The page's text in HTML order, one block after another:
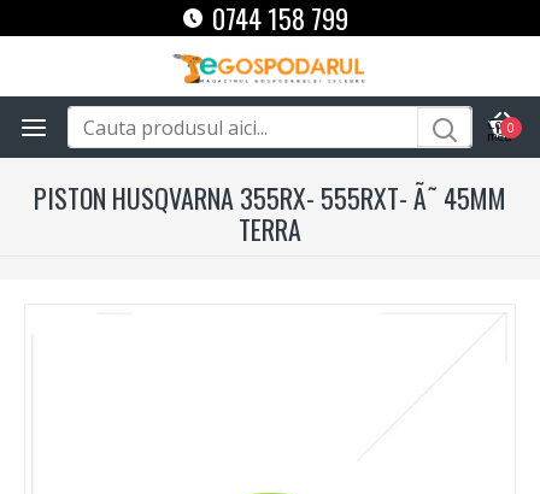
0744 158 799
0
PISTON HUSQVARNA 355RX- 555RXT- Ã˜ 45MM
TERRA